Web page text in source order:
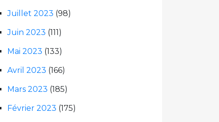
Juillet 2023 (98)
Juin 2023 (111)
Mai 2023 (133)
Avril 2023 (166)
Mars 2023 (185)
Février 2023 (175)